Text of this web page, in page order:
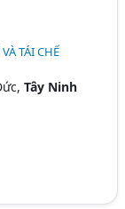
TÁI CHẾ
Tây Ninh